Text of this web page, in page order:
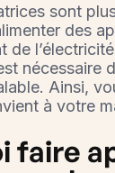
sont
des
de
nécessaire
Ainsi,
à votre
faire